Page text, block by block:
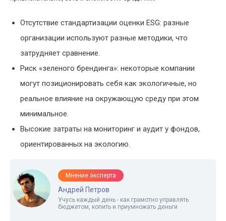
Отсутствие стандартизации оценки ESG: разные
организации используют разные методики, что
затрудняет сравнение.
Риск «зеленого брендинга»: некоторые компании
могут позиционировать себя как экологичные, но
реальное влияние на окружающую среду при этом
минимальное.
Высокие затраты на мониторинг и аудит у фондов,
ориентированных на экологию.
Мнение эксперта
Андрей Петров
Учусь каждый день - как грамотно управлять
бюджетом, копить и приумножать деньги